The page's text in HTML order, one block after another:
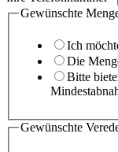
Gewünschte
Ich
Die
Bitte
Gewünschte